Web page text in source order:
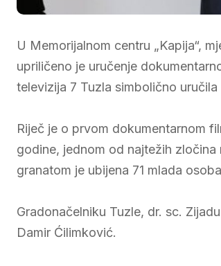
U Memorijalnom centru „Kapija“,
upriličeno je uručenje
televizija 7 Tuzla simbolično
Riječ je o prvom dokumentarnom
godine, jednom od najtežih
granatom je ubijena 71 mlada
Gradonačelniku Tuzle, dr. sc.
Damir Ćilimković.